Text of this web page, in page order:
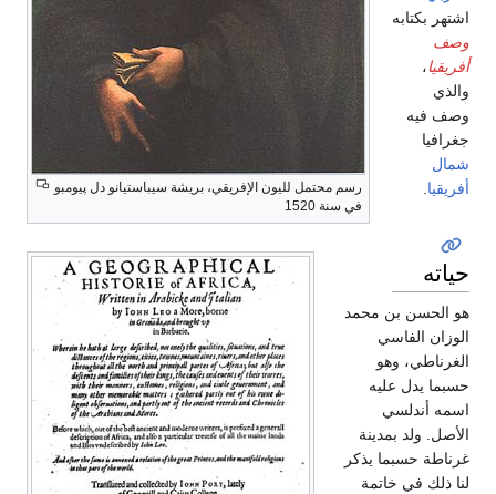
رسم محتمل لليون الإفريقي، بريشة سيباستيانو دل پيومبو
في سنة 1520
اشتهر بكتابه
وصف
أفريقيا،
والذي
وصف فيه
جغرافيا
شمال
أفريقيا
حياته
هو الحسن بن محمد
الوزان الفاسي
الغرناطي، وهو
حسبما يدل عليه
اسمه أندلسي
الأصل. ولد بمدينة
غرناطة حسبما يذكر
لنا ذلك في خاتمة